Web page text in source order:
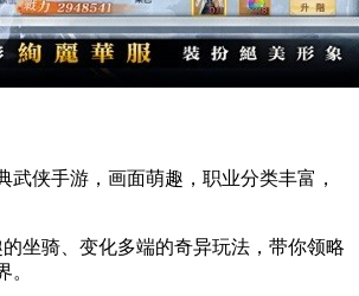
武侠手游，画面萌趣，职业分类丰富，
坐骑、变化多端的奇异玩法，带你领略
。